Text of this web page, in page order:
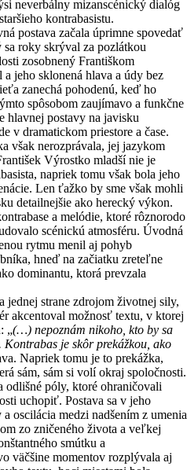
neverbálny mizanscénický dialóg
kontrabasistu.
postava začala úprimne spovedať
roky skrýval za pozlátkou
zosobnený Františkom
jeho sklonená hlava a údy bez
zanechá pohodenú, keď ho
spôsobom zaujímavo a funkčne
hlavnej postavy na javisku
v dramatickom priestore a čase.
však nerozprávala, jej jazykom
Výrostko mladší nie je
napriek tomu však bola jeho
Len ťažko by sme však mohli
detailnejšie ako herecký výkon.
a melódie, ktoré rôznorodo
scénickú atmosféru. Úvodná
rytmu menil aj pohyb
hneď na začiatku zreteľne
dominantu, ktorá prevzala
jednej strane zdrojom životnej sily,
akcentoval možnosť textu, v ktorej
„(…) nepoznám nikoho, kto by sa
je skôr prekážkou, ako
Napriek tomu je to prekážka,
sám, sám si volí okraj spoločnosti.
odlišné póly, ktoré ohraničovali
uchopiť. Postava sa v jeho
oscilácia medzi nadšením z umenia
zo zničeného života a veľkej
smútku a
väčšine momentov rozplývala aj